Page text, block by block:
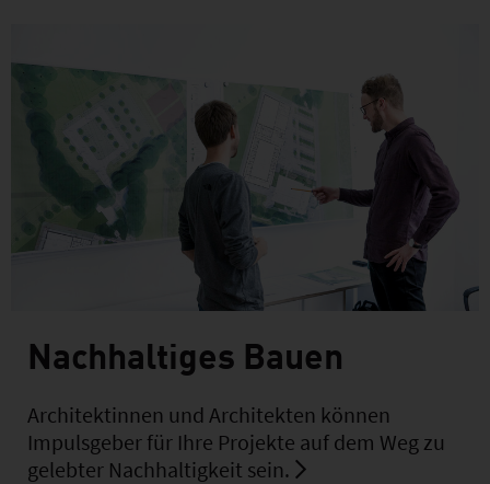
Nachhaltiges Bauen
Architektinnen und Architekten können
Impulsgeber für Ihre Projekte auf dem Weg zu
gelebter Nachhaltigkeit sein.